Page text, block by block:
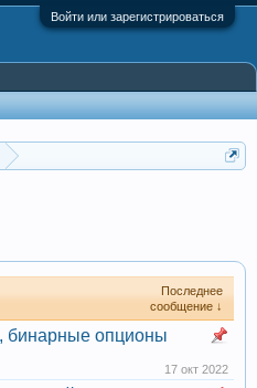
Войти или зарегистрироваться
Последнее
сообщение ↓
бинарные опционы
17 окт 2022